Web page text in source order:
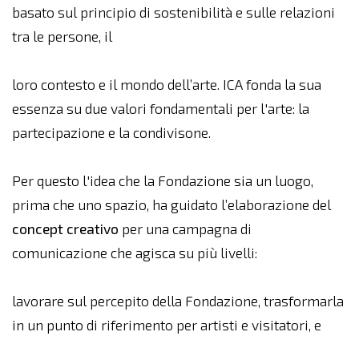
basato sul principio di sostenibilità e sulle relazioni
tra le persone, il
loro contesto e il mondo dell’arte. ICA fonda la sua
essenza su due valori fondamentali per l'arte: la
partecipazione e la condivisone.
Per questo l'idea che la Fondazione sia un luogo,
prima che uno spazio, ha guidato l’elaborazione del
concept creativo per una campagna di
comunicazione che agisca su più livelli:
lavorare sul percepito della Fondazione, trasformarla
in un punto di riferimento per artisti e visitatori, e